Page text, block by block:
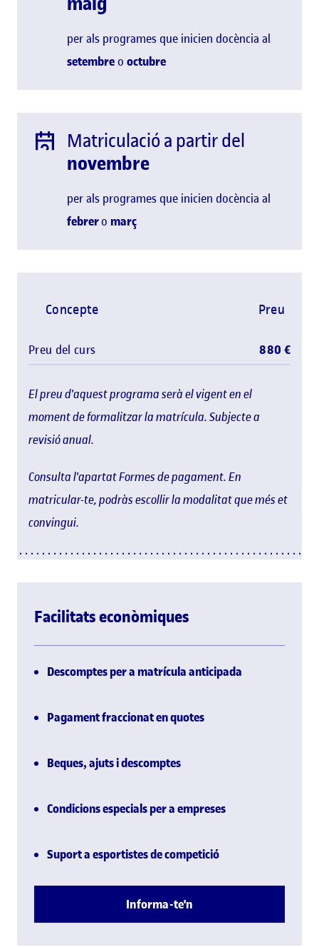
per als programes que inicien docència al
setembreo octubre
Matriculació a partir del
novembre
per als programes que inicien docència al
febrero març
El preu d'aquest programa serà el vigent en el
moment de formalitzar la matrícula. Subjecte a
revisió anual.
Consulta l'apartat Formes de pagament. En
matricular-te, podràs escollir la modalitat que més et
convingui.
Concepte Preu
Preu del curs 880 €
Facilitats econòmiques
Descomptes per a matrícula anticipada
Pagament fraccionat en quotes
Beques, ajuts i descomptes
Condicions especials per a empreses
Suport a esportistes de competició
Informa-te'n